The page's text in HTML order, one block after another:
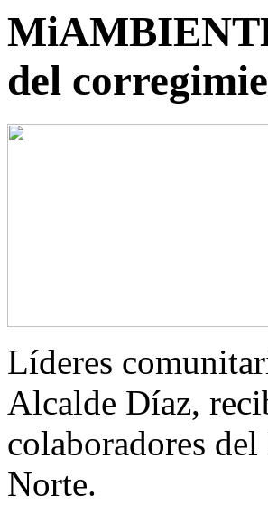
del
Líderes
Alcalde Díaz,
colaboradores
Norte.